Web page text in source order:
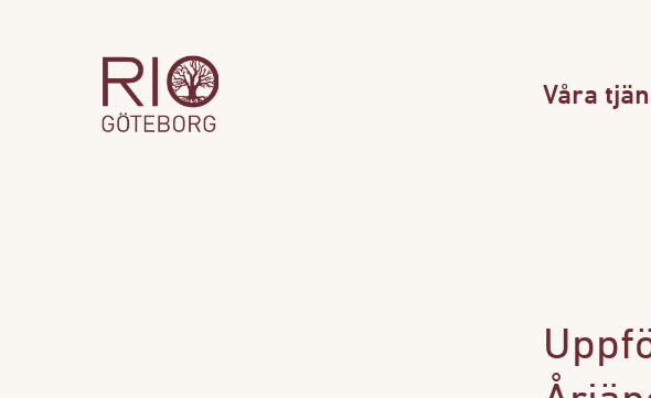
Våra